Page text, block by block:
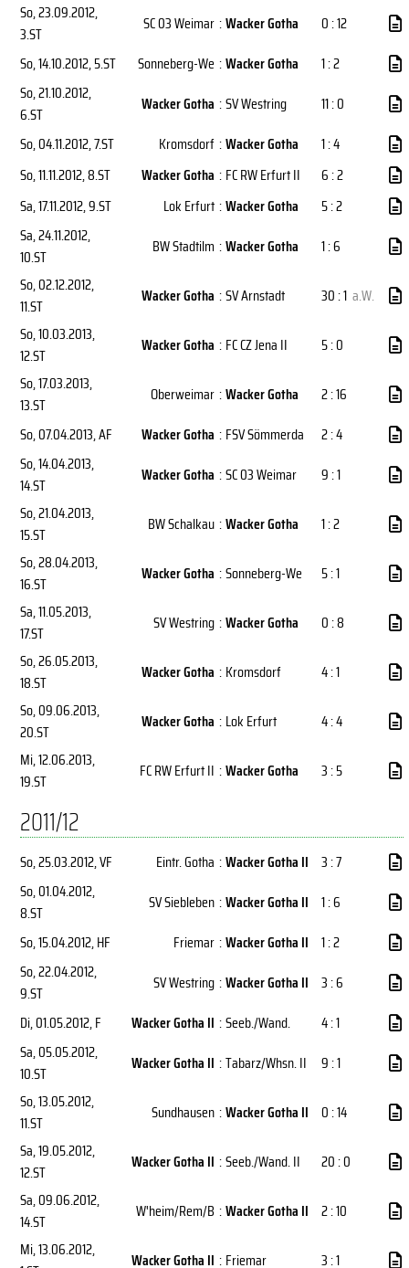
So, 23.09.2012,
3.ST
SC 03 Weimar :Wacker Gotha
0 : 12
So, 14.10.2012, 5.ST Sonneberg-We :Wacker Gotha
1 : 2
So, 21.10.2012,
6.ST
Wacker Gotha :SV Westring
11 : 0
So, 04.11.2012, 7.ST Kromsdorf :Wacker Gotha
1 : 4
So, 11.11.2012, 8.ST Wacker Gotha : FC RW Erfurt II
6 : 2
Sa, 17.11.2012, 9.ST Lok Erfurt :Wacker Gotha
5 : 2
Sa, 24.11.2012,
10.ST
BW Stadtilm :Wacker Gotha
1 : 6
So, 02.12.2012,
11.ST
Wacker Gotha :SV Arnstadt 30 : 1 a.W.
So, 10.03.2013,
12.ST
Wacker Gotha : FC CZ Jena II
5 : 0
So, 17.03.2013,
13.ST
Oberweimar :Wacker Gotha
2 : 16
So, 07.04.2013, AF Wacker Gotha : FSV Sömmerda
2 : 4
So, 14.04.2013,
14.ST
Wacker Gotha :SC 03 Weimar
9 : 1
So, 21.04.2013,
15.ST
BW Schalkau :Wacker Gotha
1 : 2
So, 28.04.2013,
16.ST
Wacker Gotha :Sonneberg-We
5 : 1
Sa, 11.05.2013,
17.ST
SV Westring :Wacker Gotha
0 : 8
So, 26.05.2013,
18.ST
Wacker Gotha : Kromsdorf
4 : 1
So, 09.06.2013,
20.ST
Wacker Gotha : Lok Erfurt
4 : 4
Mi, 12.06.2013,
19.ST
FC RW Erfurt II :Wacker Gotha 3 : 5
2011/12
So, 25.03.2012, VF Eintr. Gotha :Wacker Gotha II 3 : 7
So, 01.04.2012,
8.ST
SV Siebleben :Wacker Gotha II 1 : 6
So, 15.04.2012, HF Friemar :Wacker Gotha II 1 : 2
So, 22.04.2012,
9.ST
SV Westring :Wacker Gotha II 3 : 6
Di, 01.05.2012, F Wacker Gotha II :Seeb./Wand.
4 : 1
Sa, 05.05.2012,
10.ST
Wacker Gotha II :Tabarz/Whsn. II
9 : 1
So, 13.05.2012,
11.ST
Sundhausen :Wacker Gotha II 0 : 14
Sa, 19.05.2012,
12.ST
Wacker Gotha II :Seeb./Wand. II
20 : 0
Sa, 09.06.2012,
14.ST
W'heim/Rem/B :Wacker Gotha II 2 : 10
Mi, 13.06.2012,
Wacker Gotha II : Friemar 3 : 1